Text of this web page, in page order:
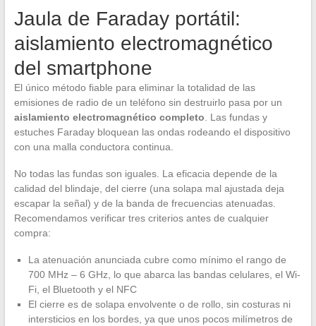
Jaula de Faraday portátil:
aislamiento electromagnético
del smartphone
El único método fiable para eliminar la totalidad de las
emisiones de radio de un teléfono sin destruirlo pasa por un
aislamiento electromagnético completo . Las fundas y
estuches Faraday bloquean las ondas rodeando el dispositivo
con una malla conductora continua.
No todas las fundas son iguales. La eficacia depende de la
calidad del blindaje, del cierre (una solapa mal ajustada deja
escapar la señal) y de la banda de frecuencias atenuadas.
Recomendamos verificar tres criterios antes de cualquier
compra:
La atenuación anunciada cubre como mínimo el rango de
700 MHz – 6 GHz, lo que abarca las bandas celulares, el Wi-
Fi, el Bluetooth y el NFC
El cierre es de solapa envolvente o de rollo, sin costuras ni
intersticios en los bordes, ya que unos pocos milímetros de